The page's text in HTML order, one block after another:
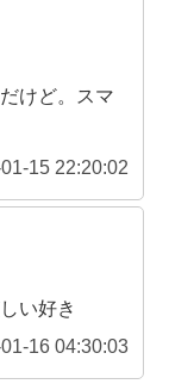
けど。スマ
15 22:20:02
い好き
16 04:30:03